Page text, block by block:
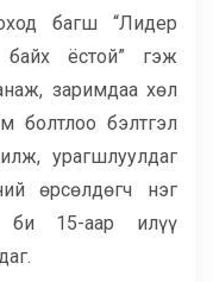
багш “Лидер
байх ёстой” гэж
заримдаа хөл
болтлоо бэлтгэл
урагшлуулдаг
өрсөлдөгч нэг
би 15-аар илүү